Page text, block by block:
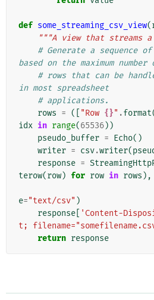
def some_streaming_csv_view(
"""A view that streams
# Generate a sequence
based on the maximum number
# rows that can be
in most spreadsheet
# applications.
rows = ([ "Row {}" .format
idx in range(65536))
pseudo_buffer = Echo()
writer = csv.writer(
response =
terow(row) for row in rows ),
e="text/csv" )
response
'Content-
t;
return response